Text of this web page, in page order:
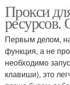
Прокси
ресурсов.
Первым делом,
функция, а не
необходимо
клавиши), это